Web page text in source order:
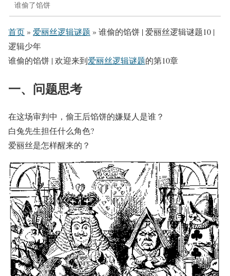
谁偷了馅饼
首页 » 爱丽丝逻辑谜题 » 谁偷的馅饼 | 爱丽丝逻辑谜题10 |
逻辑少年
谁偷的馅饼 | 欢迎来到爱丽丝逻辑谜题的第10章
一、问题思考
在这场审判中，偷王后馅饼的嫌疑人是谁？
白兔先生担任什么角色?
爱丽丝是怎样醒来的？